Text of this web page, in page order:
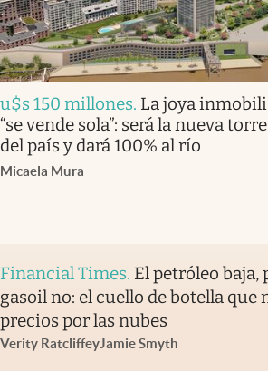
u$s 150 millones. La joya
“se vende sola”: será la nueva
del país y dará 100% al río
Micaela Mura
Financial Times. El petróleo baja,
gasoil no: el cuello de botella que
precios por las nubes
Verity RatcliffeyJamie Smyth